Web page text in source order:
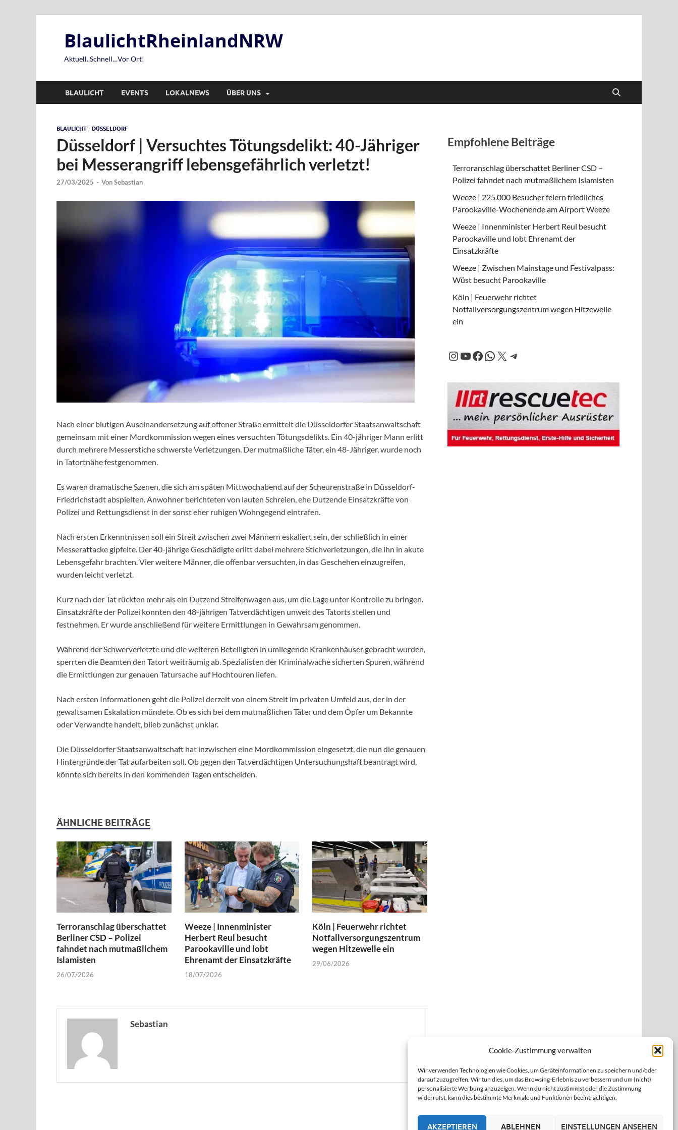
Cookie-Zustimmung verwalten
Wir verwenden Technologien wie Cookies, um Geräteinformationen zu speichern und/oder
darauf zuzugreifen. Wir tun dies, um das Browsing-Erlebnis zu verbessern und um (nicht)
personalisierte Werbung anzuzeigen. Wenn du nicht zustimmst oder die Zustimmung
widerrufst, kann dies bestimmte Merkmale und Funktionen beeinträchtigen.
AKZEPTIEREN ABLEHNEN EINSTELLUNGEN ANSEHEN
BlaulichtRheinlandNRW
Aktuell..Schnell…Vor Ort!
BLAULICHT EVENTS LOKALNEWS ÜBER UNS
BLAULICHT / DÜSSELDORF
Düsseldorf | Versuchtes Tötungsdelikt: 40-Jähriger
bei Messerangriff lebensgefährlich verletzt!
27/03/2025 - VonSebastian
Nach einer blutigen Auseinandersetzung auf offener Straße ermittelt die Düsseldorfer Staatsanwaltschaft
gemeinsam mit einer Mordkommission wegen eines versuchten Tötungsdelikts. Ein 40-jähriger Mann erlitt
durch mehrere Messerstiche schwerste Verletzungen. Der mutmaßliche Täter, ein 48-Jähriger, wurde noch
in Tatortnähe festgenommen.
Es waren dramatische Szenen, die sich am späten Mittwochabend auf der Scheurenstraße in Düsseldorf-
Friedrichstadt abspielten. Anwohner berichteten von lauten Schreien, ehe Dutzende Einsatzkräfte von
Polizei und Rettungsdienst in der sonst eher ruhigen Wohngegend eintrafen.
Nach ersten Erkenntnissen soll ein Streit zwischen zwei Männern eskaliert sein, der schließlich in einer
Messerattacke gipfelte. Der 40-jährige Geschädigte erlitt dabei mehrere Stichverletzungen, die ihn in akute
Lebensgefahr brachten. Vier weitere Männer, die offenbar versuchten, in das Geschehen einzugreifen,
wurden leicht verletzt.
Kurz nach der Tat rückten mehr als ein Dutzend Streifenwagen aus, um die Lage unter Kontrolle zu bringen.
Einsatzkräfte der Polizei konnten den 48-jährigen Tatverdächtigen unweit des Tatorts stellen und
festnehmen. Er wurde anschließend für weitere Ermittlungen in Gewahrsam genommen.
Während der Schwerverletzte und die weiteren Beteiligten in umliegende Krankenhäuser gebracht wurden,
sperrten die Beamten den Tatort weiträumig ab. Spezialisten der Kriminalwache sicherten Spuren, während
die Ermittlungen zur genauen Tatursache auf Hochtouren liefen.
Nach ersten Informationen geht die Polizei derzeit von einem Streit im privaten Umfeld aus, der in der
gewaltsamen Eskalation mündete. Ob es sich bei dem mutmaßlichen Täter und dem Opfer um Bekannte
oder Verwandte handelt, blieb zunächst unklar.
Die Düsseldorfer Staatsanwaltschaft hat inzwischen eine Mordkommission eingesetzt, die nun die genauen
Hintergründe der Tat aufarbeiten soll. Ob gegen den Tatverdächtigen Untersuchungshaft beantragt wird,
könnte sich bereits in den kommenden Tagen entscheiden.
ÄHNLICHE BEITRÄGE
Terroranschlag überschattet
Berliner CSD – Polizei
fahndet nach mutmaßlichem
Islamisten
26/07/2026
Weeze | Innenminister
Herbert Reul besucht
Parookaville und lobt
Ehrenamt der Einsatzkräfte
18/07/2026
Köln | Feuerwehr richtet
Notfallversorgungszentrum
wegen Hitzewelle ein
29/06/2026
Sebastian
Empfohlene Beiträge
Terroranschlag überschattet Berliner CSD –
Polizei fahndet nach mutmaßlichem Islamisten
Weeze | 225.000 Besucher feiern friedliches
Parookaville-Wochenende am Airport Weeze
Weeze | Innenminister Herbert Reul besucht
Parookaville und lobt Ehrenamt der
Einsatzkräfte
Weeze | Zwischen Mainstage und Festivalpass:
Wüst besucht Parookaville
Köln | Feuerwehr richtet
Notfallversorgungszentrum wegen Hitzewelle
ein